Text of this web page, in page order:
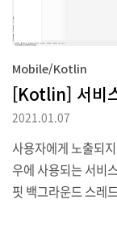
Mobile/Kotlin
[Kotlin] 서비
2021.01.07
사용자에게 노출되
우에 사용되는 서비
핏 백그라운드 스레